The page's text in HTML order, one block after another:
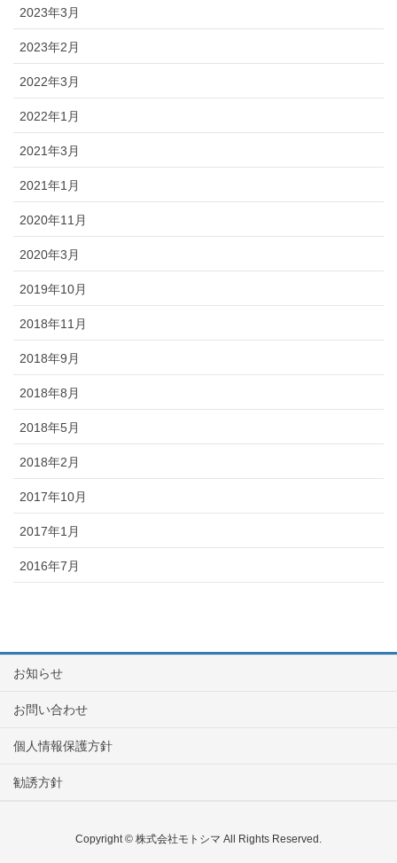
2023年3月
2023年2月
2022年3月
2022年1月
2021年3月
2021年1月
2020年11月
2020年3月
2019年10月
2018年11月
2018年9月
2018年8月
2018年5月
2018年2月
2017年10月
2017年1月
2016年7月
お知らせ
お問い合わせ
個人情報保護方針
勧誘方針
Copyright © 株式会社モトシマ All Rights Reserved.